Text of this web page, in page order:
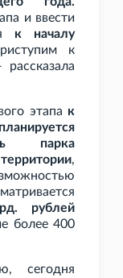
и ввести
к началу
к
этапа к
парка
,
рублей
более 400
сегодня